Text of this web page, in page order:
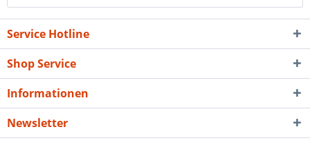
Service Hotline
Shop Service
Informationen
Newsletter